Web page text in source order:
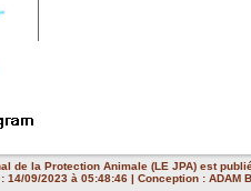
de la Protection Animale (LE JPA) est
14/09/2023 à 05:48:46 | Conception : ADAM